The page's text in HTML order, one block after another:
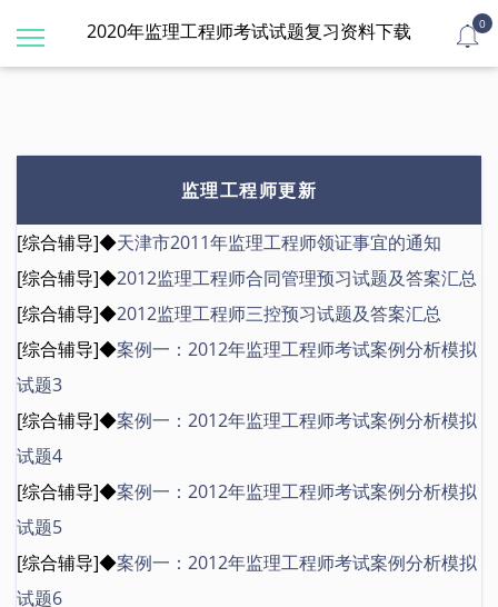
2020年监理工程师考试试题复习资料下载 0
监理工程师更新
[综合辅导]◆天津市2011年监理工程师领证事宜的通知
[综合辅导]◆2012监理工程师合同管理预习试题及答案汇总
[综合辅导]◆2012监理工程师三控预习试题及答案汇总
[综合辅导]◆案例一：2012年监理工程师考试案例分析模拟
试题3
[综合辅导]◆案例一：2012年监理工程师考试案例分析模拟
试题4
[综合辅导]◆案例一：2012年监理工程师考试案例分析模拟
试题5
[综合辅导]◆案例一：2012年监理工程师考试案例分析模拟
试题6